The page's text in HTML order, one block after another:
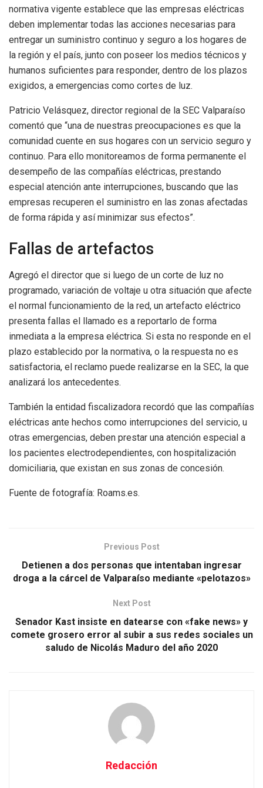
normativa vigente establece que las empresas eléctricas
deben implementar todas las acciones necesarias para
entregar un suministro continuo y seguro a los hogares de
la región y el país, junto con poseer los medios técnicos y
humanos suficientes para responder, dentro de los plazos
exigidos, a emergencias como cortes de luz.
Patricio Velásquez, director regional de la SEC Valparaíso
comentó que “una de nuestras preocupaciones es que la
comunidad cuente en sus hogares con un servicio seguro y
continuo. Para ello monitoreamos de forma permanente el
desempeño de las compañías eléctricas, prestando
especial atención ante interrupciones, buscando que las
empresas recuperen el suministro en las zonas afectadas
de forma rápida y así minimizar sus efectos”.
Fallas de artefactos
Agregó el director que si luego de un corte de luz no
programado, variación de voltaje u otra situación que afecte
el normal funcionamiento de la red, un artefacto eléctrico
presenta fallas el llamado es a reportarlo de forma
inmediata a la empresa eléctrica. Si esta no responde en el
plazo establecido por la normativa, o la respuesta no es
satisfactoria, el reclamo puede realizarse en la SEC, la que
analizará los antecedentes.
También la entidad fiscalizadora recordó que las compañías
eléctricas ante hechos como interrupciones del servicio, u
otras emergencias, deben prestar una atención especial a
los pacientes electrodependientes, con hospitalización
domiciliaria, que existan en sus zonas de concesión.
Fuente de fotografía: Roams.es.
Previous Post
Detienen a dos personas que intentaban ingresar
droga a la cárcel de Valparaíso mediante «pelotazos»
Next Post
Senador Kast insiste en datearse con «fake news» y
comete grosero error al subir a sus redes sociales un
saludo de Nicolás Maduro del año 2020
Redacción